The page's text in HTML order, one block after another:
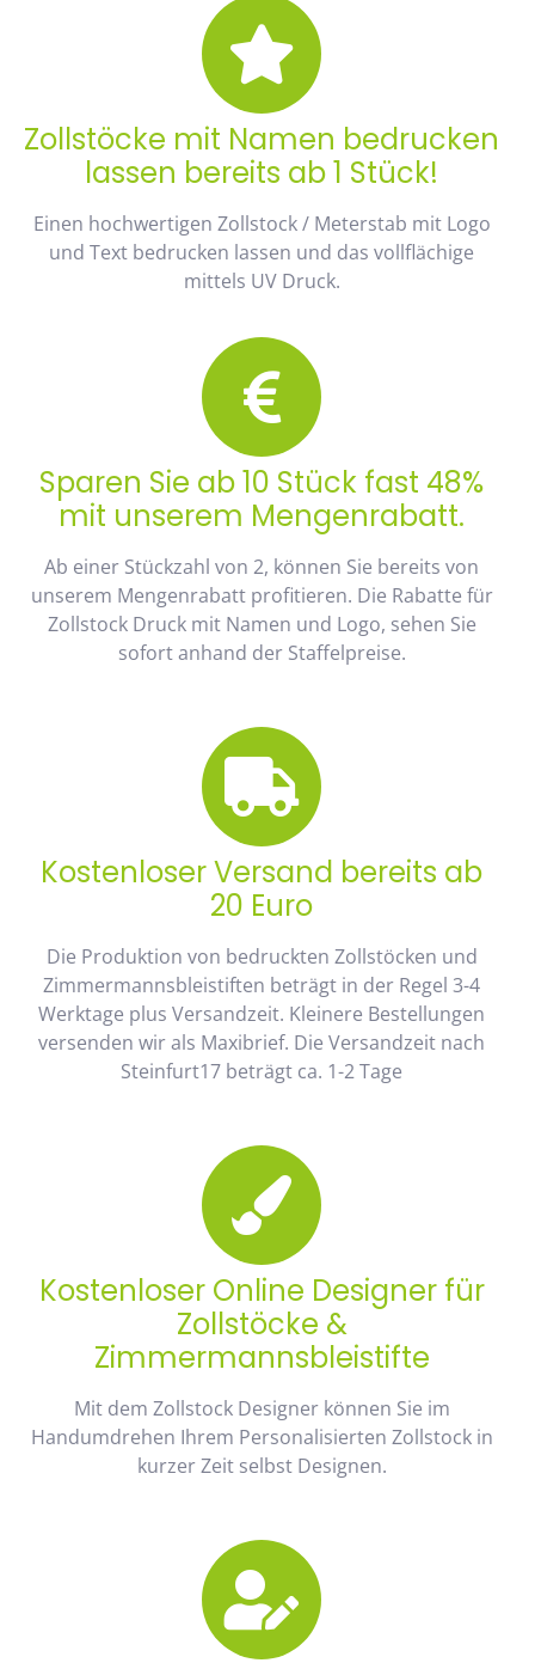
Zollstöcke mit Namen bedrucken
lassen bereits ab 1 Stück!
Einen hochwertigen Zollstock / Meterstab mit Logo
und Text bedrucken lassen und das vollflächige
mittels UV Druck.
Sparen Sie ab 10 Stück fast 48%
mit unserem Mengenrabatt.
Ab einer Stückzahl von 2, können Sie bereits von
unserem Mengenrabatt profitieren. Die Rabatte für
Zollstock Druck mit Namen und Logo, sehen Sie
sofort anhand der Staffelpreise.
Kostenloser Versand bereits ab
20 Euro
Die Produktion von bedruckten Zollstöcken und
Zimmermannsbleistiften beträgt in der Regel 3-4
Werktage plus Versandzeit. Kleinere Bestellungen
versenden wir als Maxibrief. Die Versandzeit nach
Steinfurt17 beträgt ca. 1-2 Tage
Kostenloser Online Designer für
Zollstöcke &
Zimmermannsbleistifte
Mit dem Zollstock Designer können Sie im
Handumdrehen Ihrem Personalisierten Zollstock in
kurzer Zeit selbst Designen.